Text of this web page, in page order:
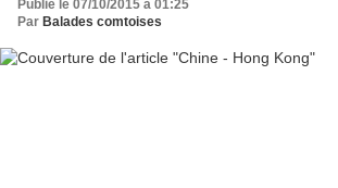
Publié le 07/10/2015 à 01:25
Par Balades comtoises